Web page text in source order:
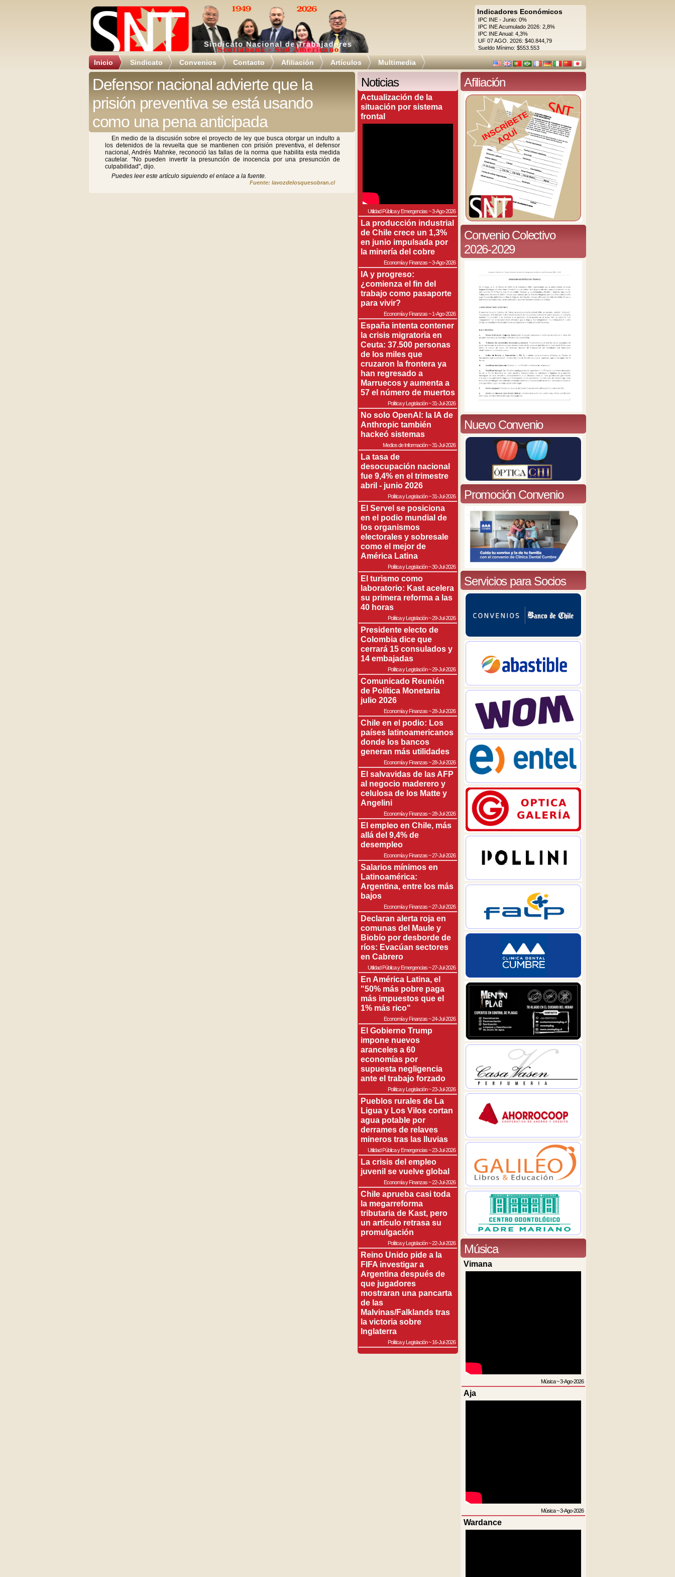
Indicadores Económicos
IPC INE - Junio: 0%
IPC INE Acumulado 2026: 2,8%
IPC INE Anual: 4,3%
UF 07 AGO. 2026: $40.844,79
Sueldo Mínimo: $553.553
Inicio Sindicato Convenios Contacto Afiliación Artículos Multimedia
Defensor nacional advierte que la
prisión preventiva se está usando
como una pena anticipada
En medio de la discusión sobre el proyecto de ley que busca otorgar un indulto a
los detenidos de la revuelta que se mantienen con prisión preventiva, el defensor
nacional, Andrés Mahnke, reconoció las fallas de la norma que habilita esta medida
cautelar. "No pueden invertir la presunción de inocencia por una presunción de
culpabilidad", dijo.
Puedes leer este artículo siguiendo el enlace a la fuente.
Fuente: lavozdelosquesobran.cl
Noticias
Actualización de la
situación por sistema
frontal
Utilidad Pública y Emergencias~3-Ago-2026
La producción industrial
de Chile crece un 1,3%
en junio impulsada por
la minería del cobre
Economía y Finanzas~3-Ago-2026
IA y progreso:
¿comienza el fin del
trabajo como pasaporte
para vivir?
Economía y Finanzas~1-Ago-2026
España intenta contener
la crisis migratoria en
Ceuta: 37.500 personas
de los miles que
cruzaron la frontera ya
han regresado a
Marruecos y aumenta a
57 el número de muertos
Política y Legislación~31-Jul-2026
No solo OpenAI: la IA de
Anthropic también
hackeó sistemas
Medios de Información~31-Jul-2026
La tasa de
desocupación nacional
fue 9,4% en el trimestre
abril - junio 2026
Política y Legislación~31-Jul-2026
El Servel se posiciona
en el podio mundial de
los organismos
electorales y sobresale
como el mejor de
América Latina
Política y Legislación~30-Jul-2026
El turismo como
laboratorio: Kast acelera
su primera reforma a las
40 horas
Política y Legislación~29-Jul-2026
Presidente electo de
Colombia dice que
cerrará 15 consulados y
14 embajadas
Política y Legislación~29-Jul-2026
Comunicado Reunión
de Política Monetaria
julio 2026
Economía y Finanzas~28-Jul-2026
Chile en el podio: Los
países latinoamericanos
donde los bancos
generan más utilidades
Economía y Finanzas~28-Jul-2026
El salvavidas de las AFP
al negocio maderero y
celulosa de los Matte y
Angelini
Economía y Finanzas~28-Jul-2026
El empleo en Chile, más
allá del 9,4% de
desempleo
Economía y Finanzas~27-Jul-2026
Salarios mínimos en
Latinoamérica:
Argentina, entre los más
bajos
Economía y Finanzas~27-Jul-2026
Declaran alerta roja en
comunas del Maule y
Biobío por desborde de
ríos: Evacúan sectores
en Cabrero
Utilidad Pública y Emergencias~27-Jul-2026
En América Latina, el
"50% más pobre paga
más impuestos que el
1% más rico"
Economía y Finanzas~24-Jul-2026
El Gobierno Trump
impone nuevos
aranceles a 60
economías por
supuesta negligencia
ante el trabajo forzado
Política y Legislación~23-Jul-2026
Pueblos rurales de La
Ligua y Los Vilos cortan
agua potable por
derrames de relaves
mineros tras las lluvias
Utilidad Pública y Emergencias~23-Jul-2026
La crisis del empleo
juvenil se vuelve global
Economía y Finanzas~22-Jul-2026
Chile aprueba casi toda
la megarreforma
tributaria de Kast, pero
un artículo retrasa su
promulgación
Política y Legislación~22-Jul-2026
Reino Unido pide a la
FIFA investigar a
Argentina después de
que jugadores
mostraran una pancarta
de las
Malvinas/Falklands tras
la victoria sobre
Inglaterra
Política y Legislación~16-Jul-2026
Afiliación
Convenio Colectivo
2026-2029
Nuevo Convenio
Promoción Convenio
Servicios para Socios
Música
Vimana
Música~3-Ago-2026
Aja
Música~3-Ago-2026
Wardance